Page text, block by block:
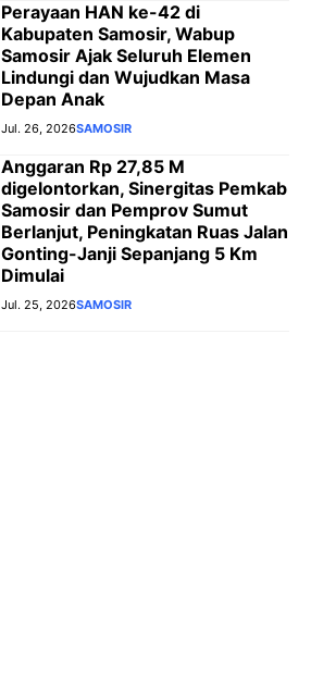
Perayaan HAN ke-42 di
Kabupaten Samosir, Wabup
Samosir Ajak Seluruh Elemen
Lindungi dan Wujudkan Masa
Depan Anak
Jul. 26, 2026SAMOSIR
Anggaran Rp 27,85 M
digelontorkan, Sinergitas Pemkab
Samosir dan Pemprov Sumut
Berlanjut, Peningkatan Ruas Jalan
Gonting-Janji Sepanjang 5 Km
Dimulai
Jul. 25, 2026SAMOSIR